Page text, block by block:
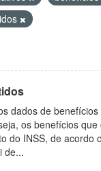
dados de
os benefícios
do INSS, de acordo
de...